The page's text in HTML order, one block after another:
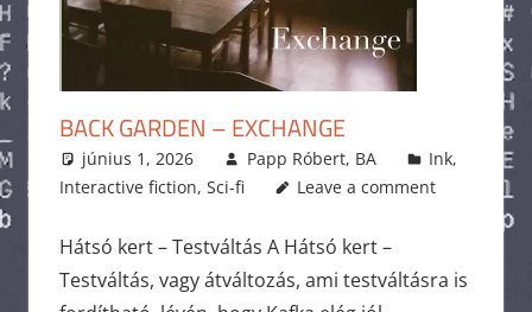
BACK GARDEN – EXCHANGE
június 1, 2026 Papp Róbert, BA Ink,
Interactive fiction, Sci-fi Leave a comment
Hátsó kert – Testváltás A Hátsó kert –
Testváltás, vagy átváltozás, ami testváltásra is